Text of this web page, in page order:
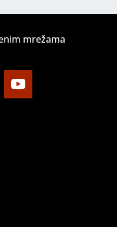
mrežama